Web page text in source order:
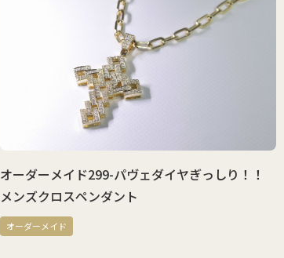
オーダーメイド299-パヴェダイヤぎっしり！！
メンズクロスペンダント
オーダーメイド